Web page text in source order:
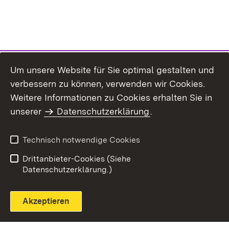
Themenübersicht
Um unsere Website für Sie optimal gestalten und
verbessern zu können, verwenden wir Cookies.
Weitere Informationen zu Cookies erhalten Sie in
unserer
Datenschutzerklärung.
Technisch notwendige Cookies
Drittanbieter-Cookies (Siehe
Datenschutzerklärung.)
Akzeptieren